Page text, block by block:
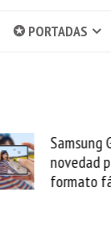
✪ PORTADAS
el